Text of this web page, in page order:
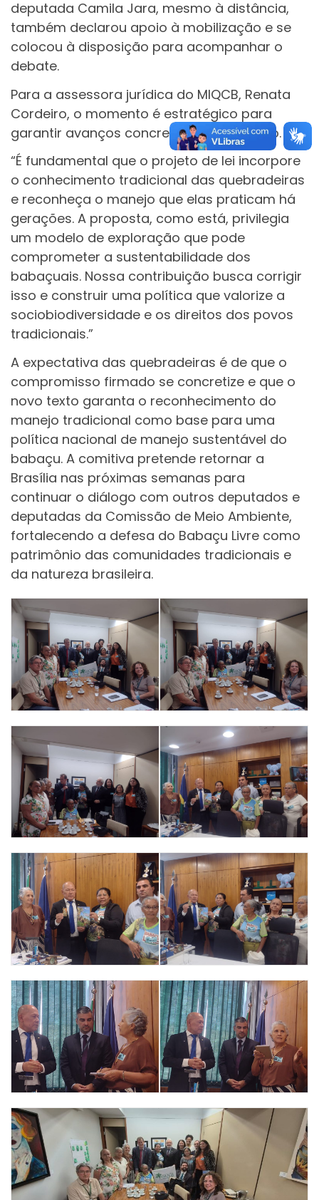
deputada Camila Jara, mesmo à distância,
também declarou apoio à mobilização e se
colocou à disposição para acompanhar o
debate.
Para a assessora jurídica do MIQCB, Renata
Cordeiro, o momento é estratégico para
garantir avanços concretos na legislação.
“É fundamental que o projeto de lei incorpore
o conhecimento tradicional das quebradeiras
e reconheça o manejo que elas praticam há
gerações. A proposta, como está, privilegia
um modelo de exploração que pode
comprometer a sustentabilidade dos
babaçuais. Nossa contribuição busca corrigir
isso e construir uma política que valorize a
sociobiodiversidade e os direitos dos povos
tradicionais.”
A expectativa das quebradeiras é de que o
compromisso firmado se concretize e que o
novo texto garanta o reconhecimento do
manejo tradicional como base para uma
política nacional de manejo sustentável do
babaçu. A comitiva pretende retornar a
Brasília nas próximas semanas para
continuar o diálogo com outros deputados e
deputadas da Comissão de Meio Ambiente,
fortalecendo a defesa do Babaçu Livre como
patrimônio das comunidades tradicionais e
da natureza brasileira.